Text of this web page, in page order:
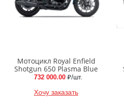
Мотоцикл Royal Enfield
Shotgun 650 Plasma Blue
732 000.00 ₽/шт.
Хочу заказать